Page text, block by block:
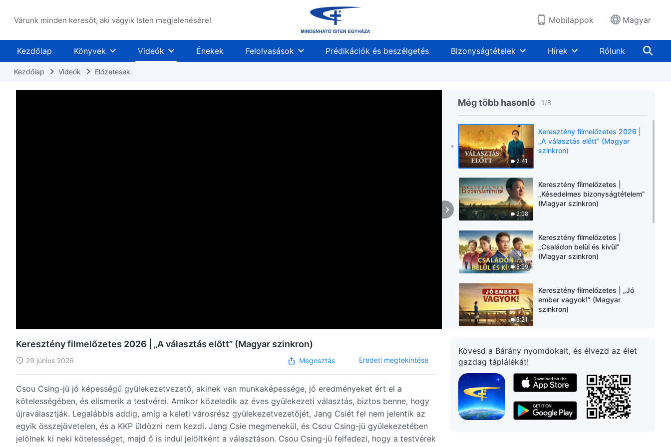
Várunk minden keresőt, aki vágyik Isten megjelenésére! Mobilappok Magyar
Kezdőlap Könyvek Videók Énekek Felolvasások Prédikációk és beszélgetés Bizonyságtételek Hírek Rólunk
Kezdőlap Videók Előzetesek
Még több hasonló 1/8
2:41
Keresztény filmelőzetes 2026 |
„A választás előtt” (Magyar
szinkron)
2:08
Keresztény filmelőzetes |
„Késedelmes bizonyságtételem”
(Magyar szinkron)
3:09
Keresztény filmelőzetes |
„Családon belül és kívül”
(Magyar szinkron)
3:21
Keresztény filmelőzetes | „Jó
ember vagyok!” (Magyar
szinkron)
3:14
„Üdvösség” (Magyar szinkron)
Keresztény filmelőzetes | „A
mennyei királyság népe”
(Magyar szinkron)
Keresztény filmelőzetes 2026 | „A választás előtt” (Magyar szinkron)
29 június 2026 Megosztás Eredeti megtekintése
Csou Csing-jü jó képességű gyülekezetvezető, akinek van munkaképessége, jó eredményeket ért el a
kötelességében, és elismerik a testvérei. Amikor közeledik az éves gyülekezeti választás, biztos benne, hogy
újraválasztják. Legalábbis addig, amíg a keleti városrész gyülekezetvezetőjét, Jang Csiét fel nem jelentik az
egyik összejövetelen, és a KKP üldözni nem kezdi. Jang Csie megmenekül, és Csou Csing-jü gyülekezetében
jelölnek ki neki kötelességet, majd ő is indul jelöltként a választáson. Csou Csing-jü felfedezi, hogy a testvérek
Kövesd a Bárány nyomdokait, és élvezd az élet
gazdag táplálékát!